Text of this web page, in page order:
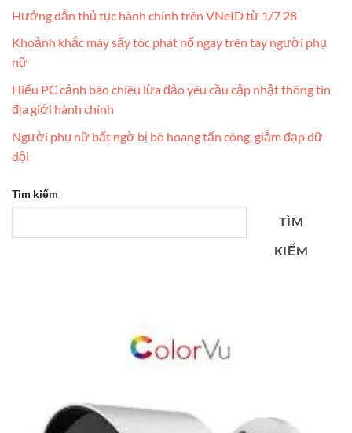
Hướng dẫn thủ tục hành chính trên VNeID từ 1/7 28
Khoảnh khắc máy sấy tóc phát nổ ngay trên tay người phụ
nữ
Hiếu PC cảnh báo chiêu lừa đảo yêu cầu cập nhật thông tin
địa giới hành chính
Người phụ nữ bất ngờ bị bò hoang tấn công, giẫm đạp dữ
dội
Tìm kiếm
TÌM
KIẾM